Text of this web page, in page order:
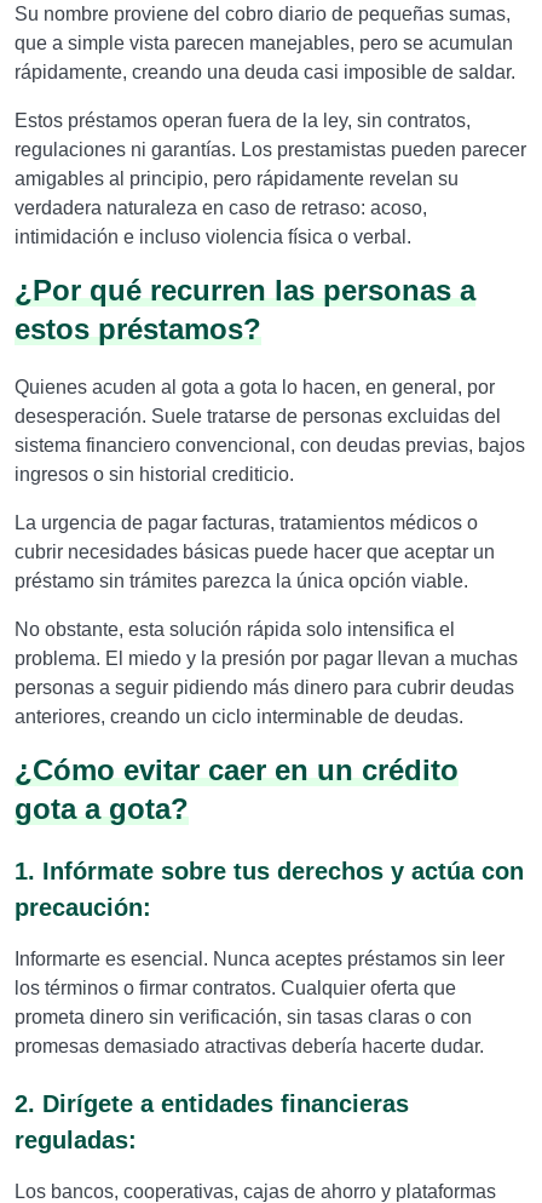
Su nombre proviene del cobro diario de pequeñas sumas,
que a simple vista parecen manejables, pero se acumulan
rápidamente, creando una deuda casi imposible de saldar.
Estos préstamos operan fuera de la ley, sin contratos,
regulaciones ni garantías. Los prestamistas pueden parecer
amigables al principio, pero rápidamente revelan su
verdadera naturaleza en caso de retraso: acoso,
intimidación e incluso violencia física o verbal.
¿Por qué recurren las personas a
estos préstamos?
Quienes acuden al gota a gota lo hacen, en general, por
desesperación. Suele tratarse de personas excluidas del
sistema financiero convencional, con deudas previas, bajos
ingresos o sin historial crediticio.
La urgencia de pagar facturas, tratamientos médicos o
cubrir necesidades básicas puede hacer que aceptar un
préstamo sin trámites parezca la única opción viable.
No obstante, esta solución rápida solo intensifica el
problema. El miedo y la presión por pagar llevan a muchas
personas a seguir pidiendo más dinero para cubrir deudas
anteriores, creando un ciclo interminable de deudas.
¿Cómo evitar caer en un crédito
gota a gota?
1. Infórmate sobre tus derechos y actúa con
precaución:
Informarte es esencial. Nunca aceptes préstamos sin leer
los términos o firmar contratos. Cualquier oferta que
prometa dinero sin verificación, sin tasas claras o con
promesas demasiado atractivas debería hacerte dudar.
2. Dirígete a entidades financieras
reguladas:
Los bancos, cooperativas, cajas de ahorro y plataformas